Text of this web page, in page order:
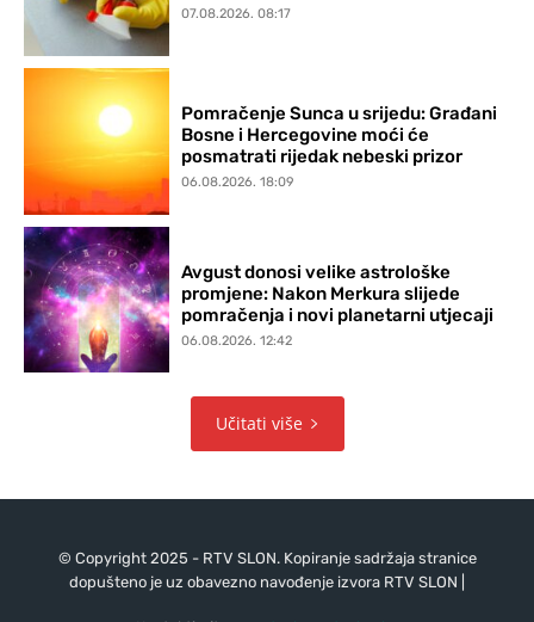
07.08.2026. 08:17
Pomračenje Sunca u srijedu: Građani
Bosne i Hercegovine moći će
posmatrati rijedak nebeski prizor
06.08.2026. 18:09
Avgust donosi velike astrološke
promjene: Nakon Merkura slijede
pomračenja i novi planetarni utjecaji
06.08.2026. 12:42
Učitati više
© Copyright 2025 - RTV SLON. Kopiranje sadržaja stranice
dopušteno je uz obavezno navođenje izvora RTV SLON |